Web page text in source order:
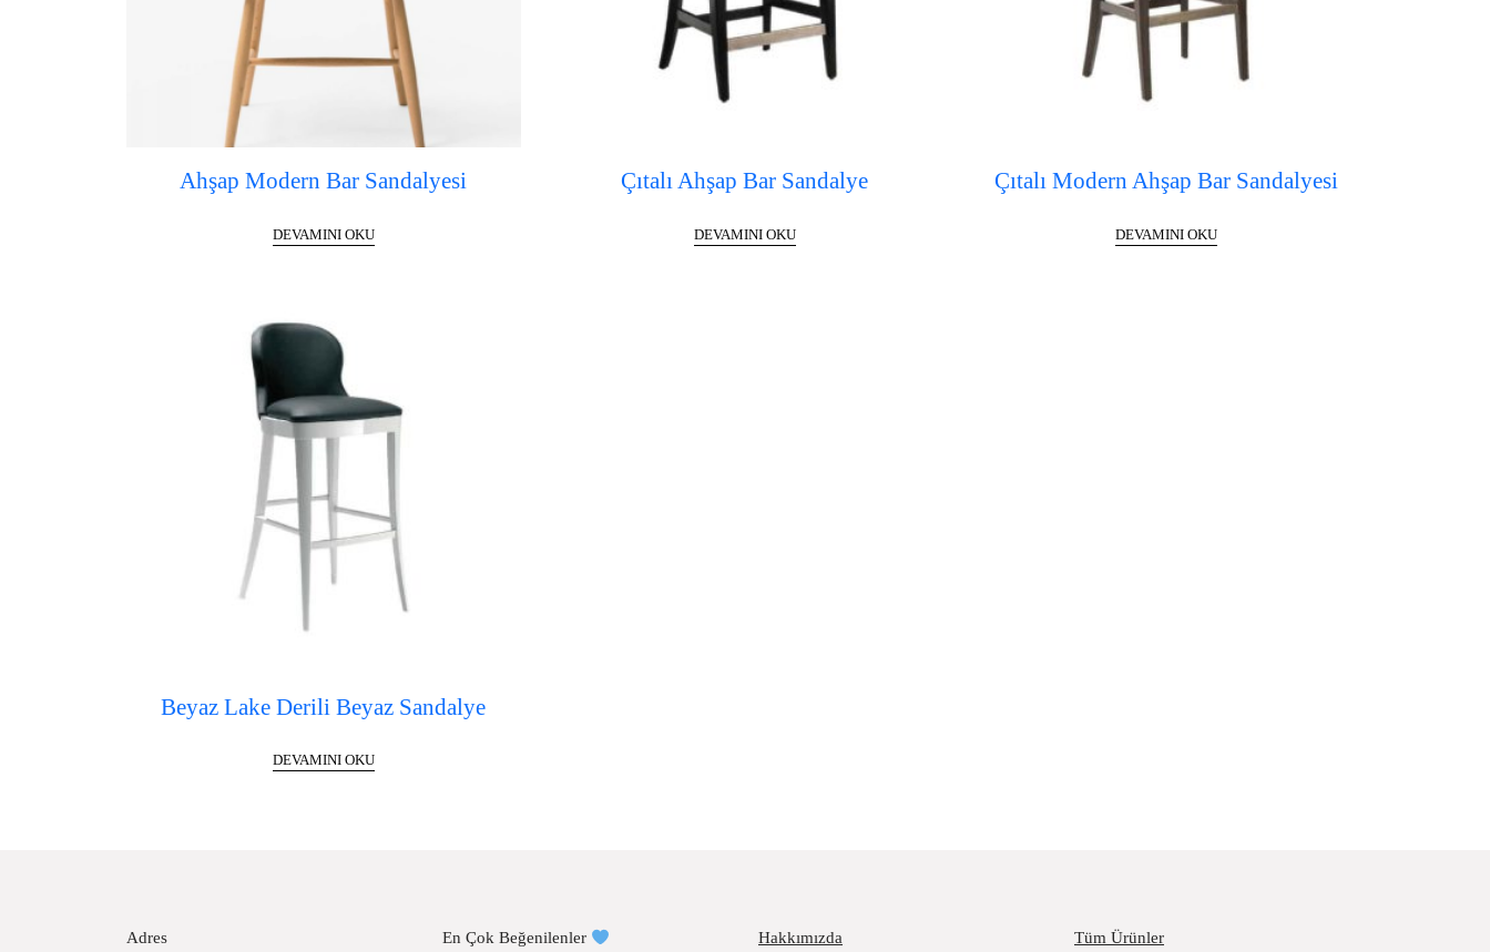
Ahşap Modern Bar Sandalyesi
DEVAMINI OKU
Çıtalı Ahşap Bar Sandalye
DEVAMINI OKU
Çıtalı Modern Ahşap Bar Sandalyesi
DEVAMINI OKU
Beyaz Lake Derili Beyaz Sandalye
DEVAMINI OKU
Adres En Çok Beğenilenler Hakkımızda Tüm Ürünler